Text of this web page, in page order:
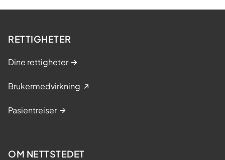
RETTIGHETER
Dine rettigheter
Brukermedvirkning
Pasientreiser
OM NETTSTEDET